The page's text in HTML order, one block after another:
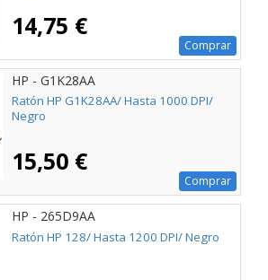
14,75 €
Comprar
HP - G1K28AA
Ratón HP G1K28AA/ Hasta 1000 DPI/
Negro
15,50 €
Comprar
HP - 265D9AA
Ratón HP 128/ Hasta 1200 DPI/ Negro